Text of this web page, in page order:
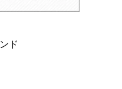
ド